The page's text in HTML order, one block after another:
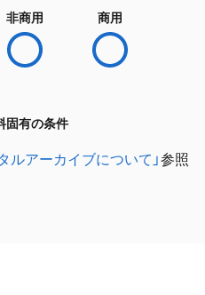
非商用 商用
固有の条件
ルアーカイブについて」参照